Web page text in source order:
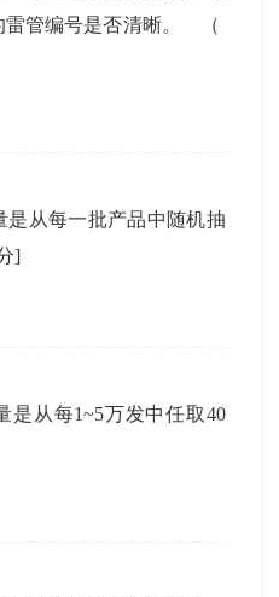
雷管编号是否清晰。 （
是从每一批产品中随机抽
]
是从每1~5万发中任取40